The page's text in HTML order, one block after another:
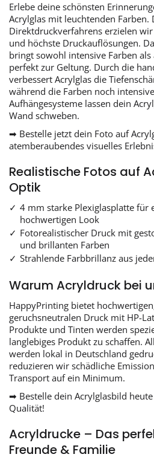
Erlebe deine schönsten
Acrylglas mit leuchtenden Farben.
Direktdruckverfahrens erzielen
und höchste Druckauflösungen.
bringt sowohl intensive Farben
perfekt zur Geltung. Durch die
verbessert Acrylglas die
während die Farben noch
Aufhängesysteme lassen dein
Wand schweben.
➡ Bestelle jetzt dein Foto auf
atemberaubendes visuelles
Realistische Fotos auf
Optik
4 mm starke Plexiglasplatte für
hochwertigen Look
Fotorealistischer Druck mit
und brillanten Farben
Strahlende Farbbrillanz aus
Warum Acryldruck bei
HappyPrinting bietet
geruchsneutralen Druck mit HP-
Produkte und Tinten werden
langlebiges Produkt zu schaffen.
werden lokal in Deutschland
reduzieren wir schädliche
Transport auf ein Minimum.
➡ Bestelle dein Acrylglasbild
Qualität!
Acryldrucke – Das
Freunde & Familie